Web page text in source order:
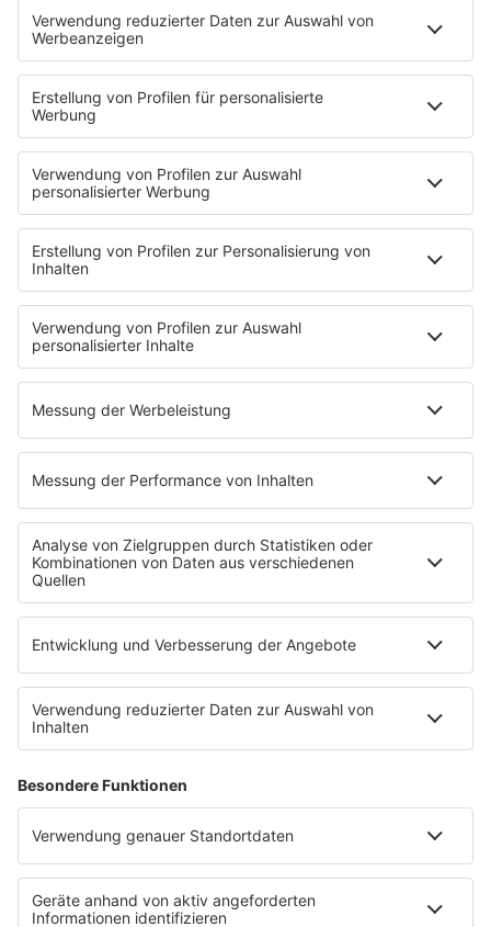
Mittelalterspektakel auf Schloss Lauersfort
das Mittelalter-Spektakel. Handwerker, Gaukler und
Artisten zeigen in historischem Kostüm ihr Können.
Insgesamt sind über 40 Stände aufgebaut. Hier wird
wie vor 500 Jahren gearbeitet, gefeilscht und
gegessen. Besucher bekommen dabei Einblick in alte
Handwerkskunst. Außerdem treten vier Ritter in
Turnieren gegeneinander an. Das Mittelalterfest auf
Schloss Lauersfort findet am 1. und 2. Mai von 11 bis
geöffnet. Mehr dazu hier.
Gemeinsames Kippensammeln in Dinslaken
Anzeige
In Dinslaken sind im letzten Jahr fast 40tausend
Zigarettenstummel aus der Natur gefischt worden.
Der Verein "ach so" hatte sich mit vielen Helfern darum
gekümmert. Und er macht weiter: Ab Samstag (2. Mai)
gemeinsamen Kippensammeln auf. Treffpunkt ist
immer an verschiedenen zentralen Orten in Dinslaken
wie etwa Marktplätze oder Parks. "Ach so" beteiligt
sich damit an der bundesweiten Aktion "R(h)einkippen"
der Organisation "RhineCleanup".Hier geht es zum
Überblick.